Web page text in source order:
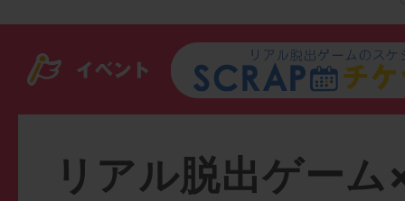
リアル脱出ゲー